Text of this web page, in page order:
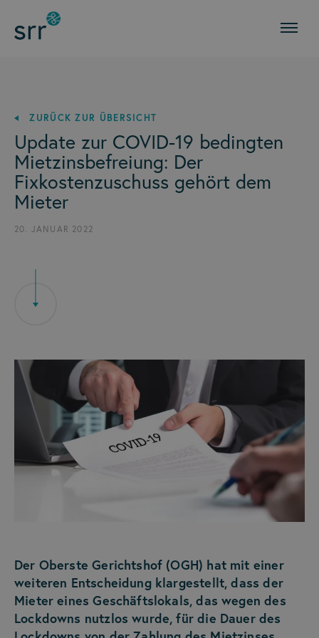
ZURÜCK ZUR ÜBERSICHT
Update zur COVID-19 bedingten
Mietzinsbefreiung: Der
Fixkostenzuschuss gehört dem
Mieter
20. JANUAR 2022
Der Oberste Gerichtshof (OGH) hat mit einer
weiteren Entscheidung klargestellt, dass der
Mieter eines Geschäftslokals, das wegen des
Lockdowns nutzlos wurde, für die Dauer des